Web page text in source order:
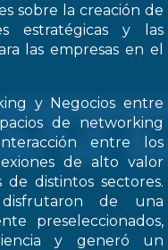
sobre la creación de
estratégicas y las
las empresas en el
y Negocios entre
de networking
entre los
de alto valor
distintos sectores.
disfrutaron de una
preseleccionados,
y generó un